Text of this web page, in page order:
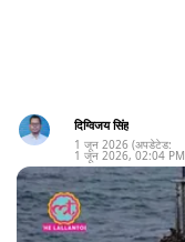
दिग्विजय सिंह
1 जून 2026 (अपडेटेड:
1 जून 2026, 02:04 PM